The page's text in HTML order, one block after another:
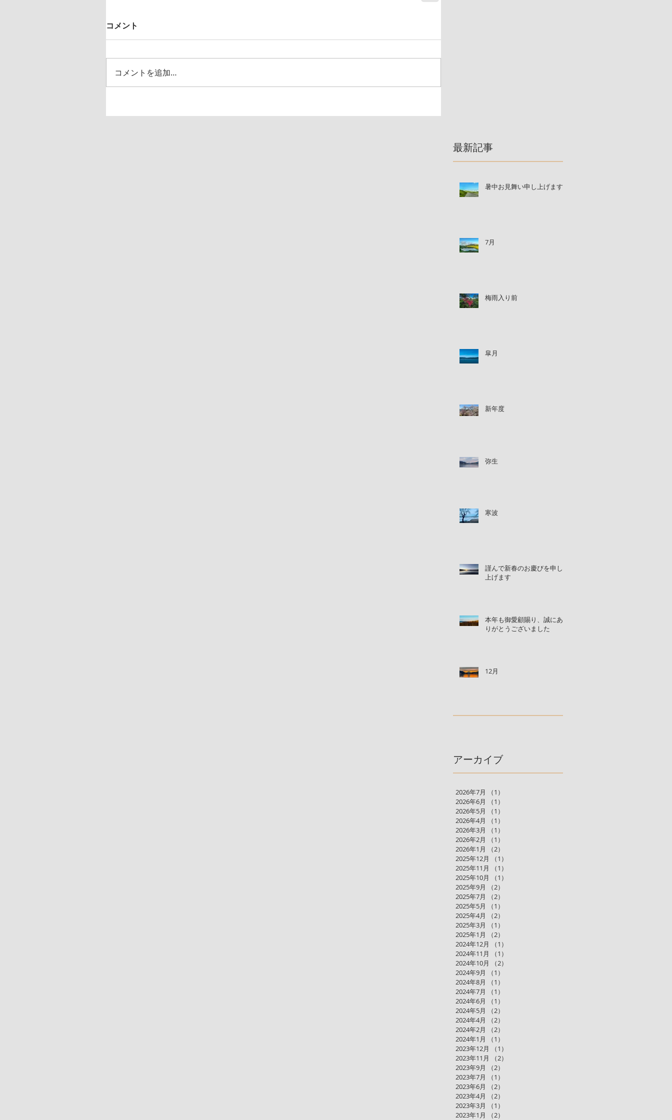
コメント
コメントを追加…
最新記事
暑中お見舞い申し上げます
7月
梅雨入り前
皐月
新年度
弥生
寒波
謹んで新春のお慶びを申し
上げます
本年も御愛顧賜り、誠にあ
りがとうございました
12月
アーカイブ
2026年7月 （1）
2026年6月
（1）
2026年5月
（1）
2026年4月
（1）
2026年3月
（1）
2026年2月
（1）
2026年1月
（2）
2025年12月
（1）
2025年11月
（1）
2025年10月
（1）
2025年9月
（2）
2025年7月
（2）
2025年5月
（1）
2025年4月
（2）
2025年3月
（1）
2025年1月
（2）
2024年12月
（1）
2024年11月
（1）
2024年10月
（2）
2024年9月
（1）
2024年8月
（1）
2024年7月
（1）
2024年6月
（1）
2024年5月
（2）
2024年4月
（2）
2024年2月
（2）
2024年1月
（1）
2023年12月
（1）
2023年11月
（2）
2023年9月
（2）
2023年7月
（1）
2023年6月
（2）
2023年4月
（2）
2023年3月
（1）
2023年1月
（2）